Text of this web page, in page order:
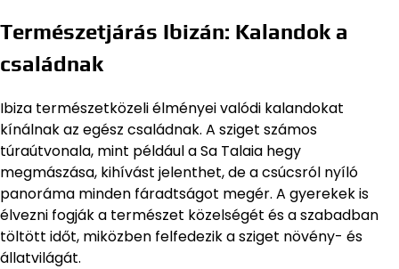
Természetjárás Ibizán: Kalandok a
családnak
Ibiza természetközeli élményei valódi kalandokat
kínálnak az egész családnak. A sziget számos
túraútvonala, mint például a Sa Talaia hegy
megmászása, kihívást jelenthet, de a csúcsról nyíló
panoráma minden fáradtságot megér. A gyerekek is
élvezni fogják a természet közelségét és a szabadban
töltött időt, miközben felfedezik a sziget növény- és
állatvilágát.